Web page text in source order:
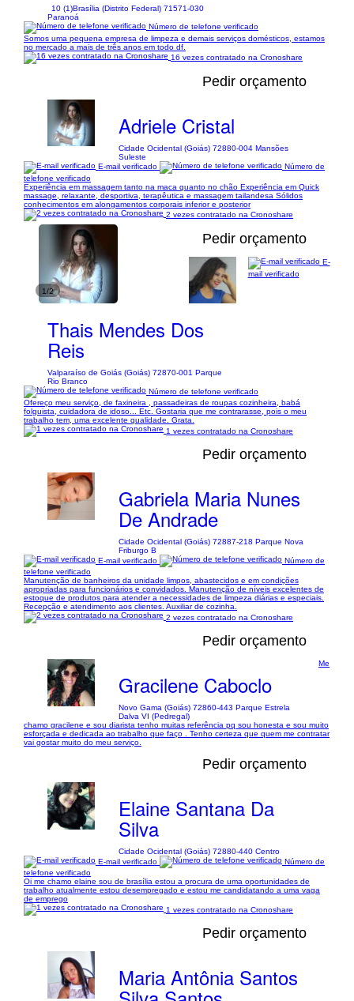
10 (1)Brasília (Distrito Federal) 71571-030
Paranoá
Número de telefone verificado
Somos uma pequena empresa de limpeza e demais serviços domésticos, estamos
no mercado a mais de três anos em todo df.
16 vezes contratado na Cronoshare
Pedir orçamento
Adriele Cristal
Cidade Ocidental (Goiás) 72880-004 Mansões
Suleste
E-mail verificado
Número de
telefone verificado
Experiência em massagem tanto na maca quanto no chão Experiência em Quick
massage, relaxante, desportiva, terapêutica e massagem tailandesa Sólidos
conhecimentos em alongamentos corporais inferior e posterior
2 vezes contratado na Cronoshare
1/2
Pedir orçamento
Thais Mendes Dos
Reis
Valparaíso de Goiás (Goiás) 72870-001 Parque
Rio Branco
E-
mail verificado
Número de telefone verificado
Ofereço meu serviço, de faxineira , passadeiras de roupas cozinheira, babá
folguista, cuidadora de idoso... Etc. Gostaria que me contrarasse, pois o meu
trabalho tem, uma excelente qualidade. Grata.
1 vezes contratado na Cronoshare
Pedir orçamento
Gabriela Maria Nunes
De Andrade
Cidade Ocidental (Goiás) 72887-218 Parque Nova
Friburgo B
E-mail verificado
Número de
telefone verificado
Manutenção de banheiros da unidade limpos, abastecidos e em condições
apropriadas para funcionários e convidados. Manutenção de níveis excelentes de
estoque de produtos para atender a necessidades de limpeza diárias e especiais.
Recepção e atendimento aos clientes. Auxiliar de cozinha.
2 vezes contratado na Cronoshare
Pedir orçamento
Gracilene Caboclo
Novo Gama (Goiás) 72860-443 Parque Estrela
Dalva VI (Pedregal)
Me
chamo gracilene e sou diarista tenho muitas referência pq sou honesta e sou muito
esforçada e dedicada ao trabalho que faço . Tenho certeza que quem me contratar
vai gostar muito do meu serviço.
Pedir orçamento
Elaine Santana Da
Silva
Cidade Ocidental (Goiás) 72880-440 Centro
E-mail verificado
Número de
telefone verificado
Oi me chamo elaine sou de brasília estou a procura de uma oportunidades de
trabalho atualmente estou desempregado e estou me candidatando a uma vaga
de emprego
1 vezes contratado na Cronoshare
Pedir orçamento
Maria Antônia Santos